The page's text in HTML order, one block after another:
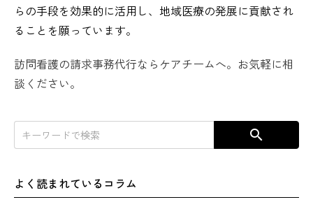
らの手段を効果的に活用し、地域医療の発展に貢献され
ることを願っています。
訪問看護の請求事務代行ならケアチームへ。お気軽に相
談ください。
search
よく読まれているコラム